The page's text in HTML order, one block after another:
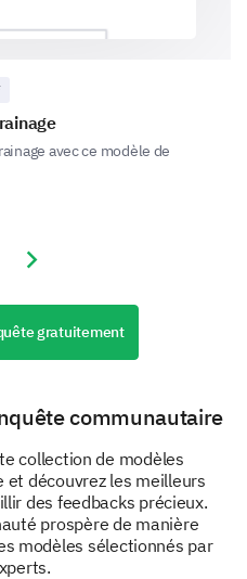
avec ce modèle de
slide
Next slide
gratuitement
communautaire
collection de modèles
découvrez les meilleurs
des feedbacks précieux.
prospère de manière
modèles sélectionnés par